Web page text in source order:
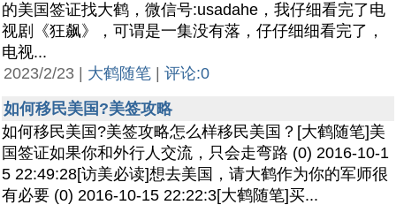
的美国签证找大鹤，微信号:usadahe，我仔细看完了电
视剧《狂飙》，可谓是一集没有落，仔仔细细看完了，
电视...
2023/2/23 | 大鹤随笔
评论:0
如何移民美国?美签攻略
如何移民美国?美签攻略怎么样移民美国？[大鹤随笔]美
国签证如果你和外行人交流，只会走弯路 (0) 2016-10-1
5 22:49:28[访美必读]想去美国，请大鹤作为你的军师很
有必要 (0) 2016-10-15 22:22:3[大鹤随笔]买...